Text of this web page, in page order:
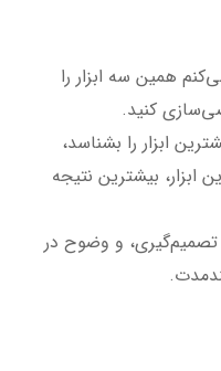
همین سه ابزار را
کنید.
ابزار را بشناسد،
ابزار، بیشترین نتیجه
و وضوح در